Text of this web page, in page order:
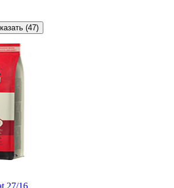
(47)
27/16